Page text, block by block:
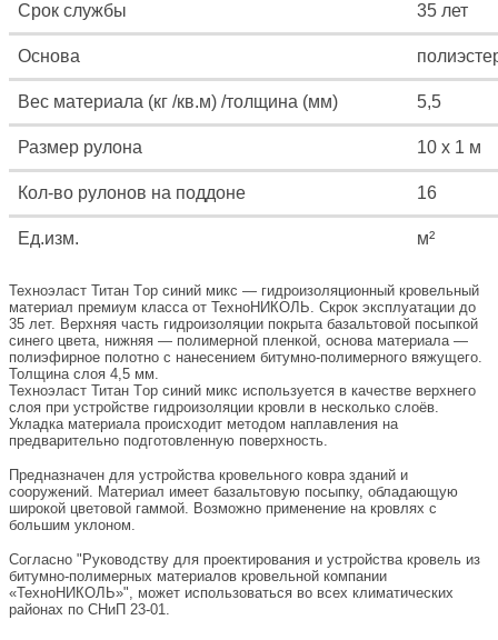
Срок службы 35 лет
Основа
Вес материала (кг /кв.м) /толщина (мм) 5,5
Размер рулона 10 х 1 м
Кол-во рулонов на поддоне 16
Ед.изм. м²
Техноэласт Титан Тop синий микс — гидроизоляционный кровельный
материал премиум класса от ТехноНИКОЛЬ. Скрок эксплуатации до
35 лет. Верхняя часть гидроизоляции покрыта базальтовой посыпкой
синего цвета, нижняя — полимерной пленкой, основа материала —
полиэфирное полотно с нанесением битумно-полимерного вяжущего.
Толщина слоя 4,5 мм.
Техноэласт Титан Тop синий микс используется в качестве верхнего
слоя при устройстве гидроизоляции кровли в несколько слоёв.
Укладка материала происходит методом наплавления на
предварительно подготовленную поверхность.
Предназначен для устройства кровельного ковра зданий и
сооружений. Материал имеет базальтовую посыпку, обладающую
широкой цветовой гаммой. Возможно применение на кровлях с
большим уклоном.
Согласно "Руководству для проектирования и устройства кровель из
битумно-полимерных материалов кровельной компании
«ТехноНИКОЛЬ»", может использоваться во всех климатических
районах по СНиП 23-01.